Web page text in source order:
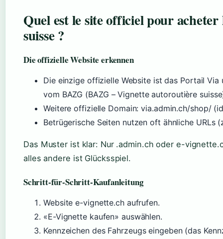
Quel est le site officiel pour
suisse ?
Die offizielle Website erkennen
Die einzige offizielle Website ist das Portail
vom BAZG (BAZG – Vignette autoroutière
Weitere offizielle Domain: via.admin.ch/shop/
Betrügerische Seiten nutzen oft ähnliche URLs
Das Muster ist klar: Nur .admin.ch oder e-
alles andere ist Glücksspiel.
Schritt-für-Schritt-Kaufanleitung
Website e-vignette.ch aufrufen.
«E-Vignette kaufen» auswählen.
Kennzeichen des Fahrzeugs eingeben (das